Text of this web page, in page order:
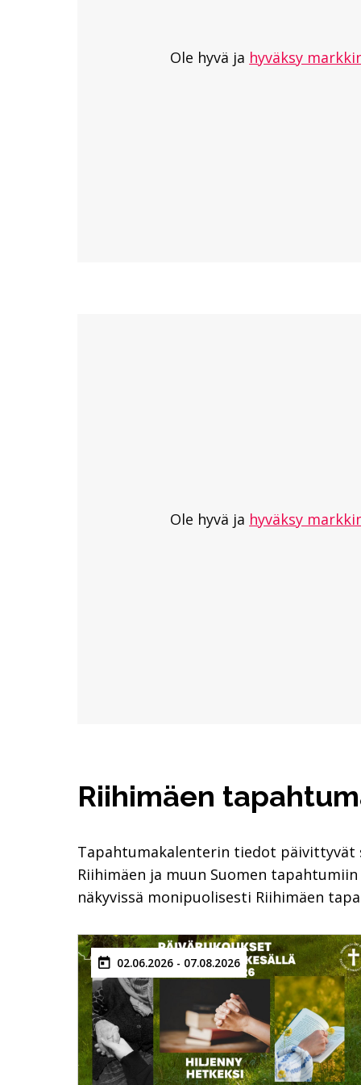
Ole hyvä ja hyväksy
Ole hyvä ja hyväksy
Hyppää upotuksen yli
Riihimäen
Tapahtumakalenterin tiedot
Riihimäen ja muun Suomen tapahtumiin
näkyvissä monipuolisesti Riihimäen
02.06.2026 - 07.08.2026